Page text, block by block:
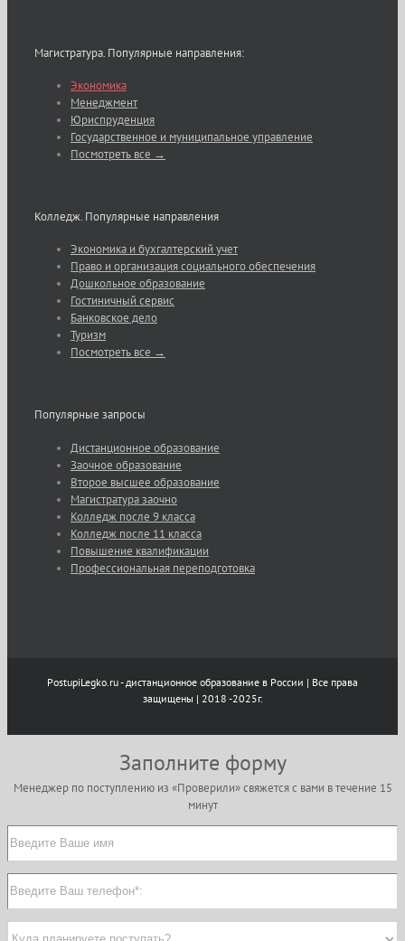
Магистратура. Популярные направления:
Экономика
Менеджмент
Юриспруденция
Государственное и муниципальное управление
Посмотреть все →
Колледж. Популярные направления
Экономика и бухгалтерский учет
Право и организация социального обеспечения
Дошкольное образование
Гостиничный сервис
Банковское дело
Туризм
Посмотреть все →
Популярные запросы
Дистанционное образование
Заочное образование
Второе высшее образование
Магистратура заочно
Колледж после 9 класса
Колледж после 11 класса
Повышение квалификации
Профессиональная переподготовка
PostupiLegko.ru - дистанционное образование в России | Все права
защищены | 2018 -2025г.
Заполните форму
Менеджер по поступлению из «Проверили» свяжется с вами в течение 15
минут